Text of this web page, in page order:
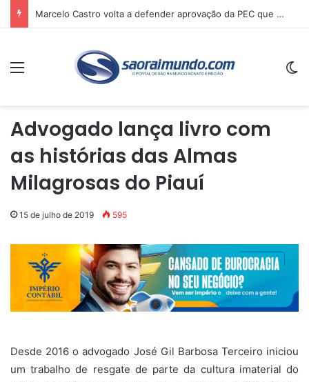
Marcelo Castro volta a defender aprovação da PEC que acaba com a escala 6×1 e avalia clima no Senado
Menu
Advogado lança livro com
as histórias das Almas
Milagrosas do Piauí
15 de julho de 2019 595
Desde 2016 o advogado José Gil Barbosa Terceiro iniciou
um trabalho de resgate de parte da cultura imaterial do